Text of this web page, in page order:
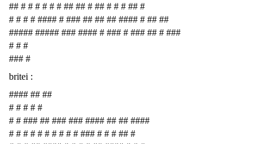
## # # # # # # ## ## # ## # # # ## #
# # # # #### # ### ## ## ## #### # ## ##
##### ##### ### #### # ### # ### ## # ###
# # #
### #
britei :
#### ## ##
# # # # #
# # ### ## ### ### #### ## ## ####
# # # # # # # # # # ### # # # ## #